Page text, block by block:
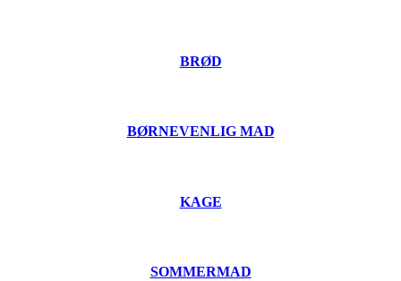
BRØD
BØRNEVENLIG MAD
KAGE
SOMMERMAD